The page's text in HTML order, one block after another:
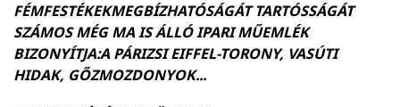
FÉMFESTÉKEKMEGBÍZHATÓSÁGÁT TARTÓSSÁGÁT
SZÁMOS MÉG MA IS ÁLLÓ IPARI MŰEMLÉK
BIZONYÍTJA:A PÁRIZSI EIFFEL-TORONY, VASÚTI
HIDAK, GŐZMOZDONYOK...